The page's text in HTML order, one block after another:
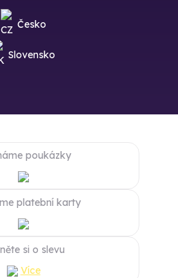
Česko
Slovensko
poukázky
platební karty
si o slevu
Více